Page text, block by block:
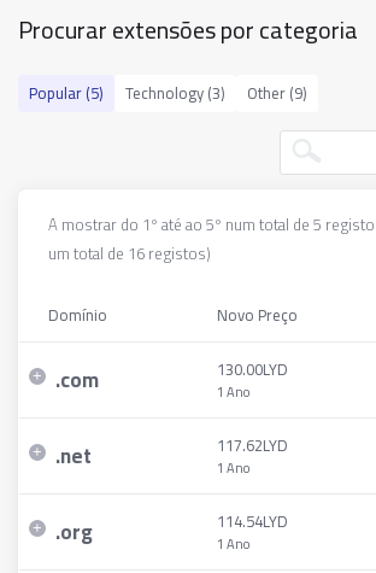
Procurar extensões por categoria
Popular (5) Technology (3) Other (9)
A mostrar do 1º até ao 5º num total de 5
um total de 16 registos)
Domínio Novo Preço
.com 130.00LYD
1 Ano
.net 117.62LYD
1 Ano
.org 114.54LYD
1 Ano